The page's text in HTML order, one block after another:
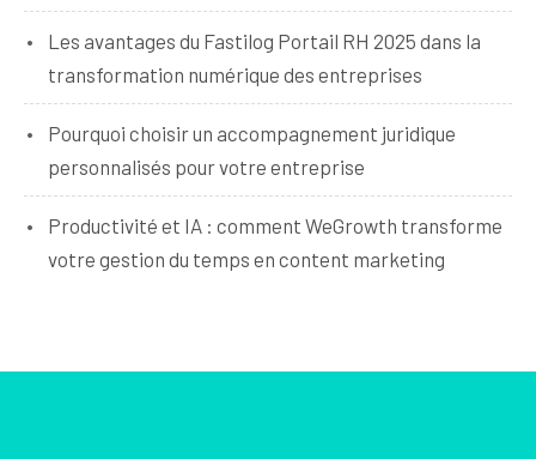
Les avantages du Fastilog Portail RH 2025 dans la
transformation numérique des entreprises
Pourquoi choisir un accompagnement juridique
personnalisés pour votre entreprise
Productivité et IA : comment WeGrowth transforme
votre gestion du temps en content marketing